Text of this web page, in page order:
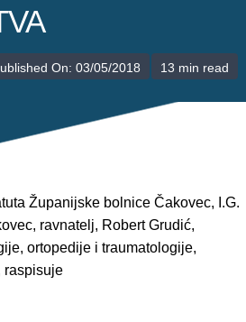
On: 03/05/2018 13 min read
Županijske bolnice Čakovec, I.G.
ravnatelj, Robert Grudić,
ortopedije i traumatologije,
raspisuje